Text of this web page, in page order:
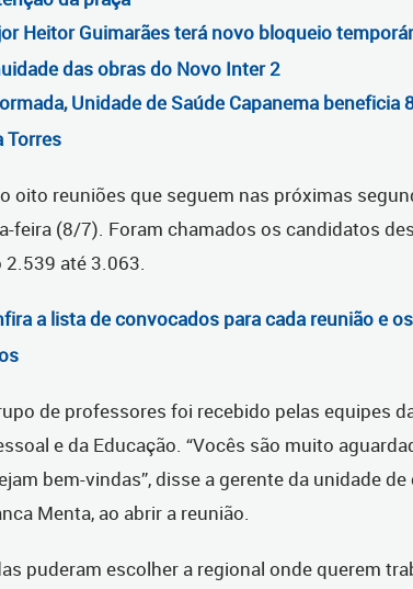
Heitor Guimarães terá novo bloqueio
das obras do Novo Inter 2
Unidade de Saúde Capanema beneficia
Torres
oito reuniões que seguem nas próximas
feira (8/7). Foram chamados os candidatos
até 3.063.
a lista de convocados para cada reunião e
de professores foi recebido pelas equipes
e da Educação. “Vocês são muito
bem-vindas”, disse a gerente da unidade
Menta, ao abrir a reunião.
puderam escolher a regional onde querem